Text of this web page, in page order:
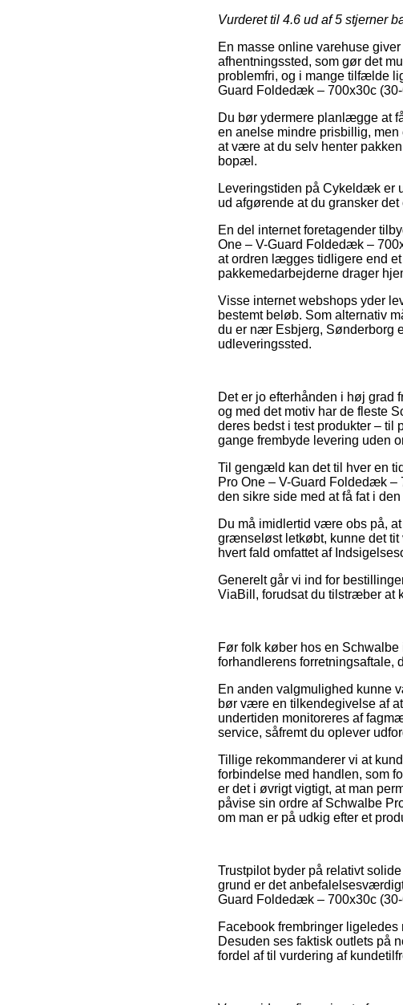
Vurderet til 4.6 ud af 5 stjerner
En masse online varehuse
afhentningssted, som gør det
problemfri, og i mange tilfælde
Guard Foldedæk – 700x30c
Du bør ydermere planlægge at
en anelse mindre prisbillig,
at være at du selv henter
bopæl.
Leveringstiden på Cykeldæk er
ud afgørende at du gransker
En del internet foretagender
One – V-Guard Foldedæk –
at ordren lægges tidligere end
pakkemedarbejderne drager
Visse internet webshops yder
bestemt beløb. Som alternativ
du er nær Esbjerg, Sønderborg
udleveringssted.
Det er jo efterhånden i høj grad
og med det motiv har de fleste
deres bedst i test produkter – til
gange frembyde levering uden
Til gengæld kan det til hver en
Pro One – V-Guard Foldedæk –
den sikre side med at få fat i
Du må imidlertid være obs på,
grænseløst letkøbt, kunne det
hvert fald omfattet af
Generelt går vi ind for
ViaBill, forudsat du tilstræber at
Før folk køber hos en
forhandlerens forretningsaftale,
En anden valgmulighed kunne
bør være en tilkendegivelse af
undertiden monitoreres af
service, såfremt du oplever
Tillige rekommanderer vi at
forbindelse med handlen, som
er det i øvrigt vigtigt, at man
påvise sin ordre af Schwalbe
om man er på udkig efter et
Trustpilot byder på relativt
grund er det
Guard Foldedæk – 700x30c
Facebook frembringer
Desuden ses faktisk outlets på
fordel af til vurdering af